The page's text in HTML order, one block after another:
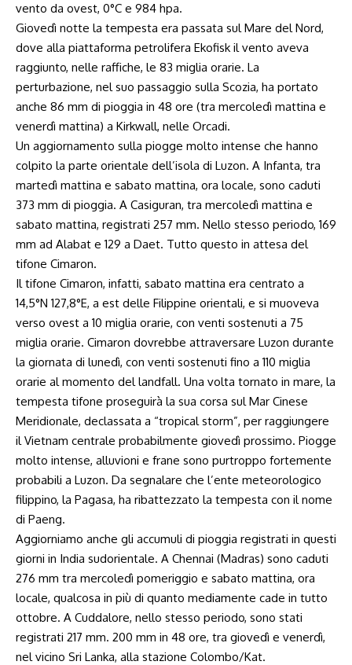
vento da ovest, 0°C e 984 hpa.
Giovedì notte la tempesta era passata sul Mare del Nord,
dove alla piattaforma petrolifera Ekofisk il vento aveva
raggiunto, nelle raffiche, le 83 miglia orarie. La
perturbazione, nel suo passaggio sulla Scozia, ha portato
anche 86 mm di pioggia in 48 ore (tra mercoledì mattina e
venerdì mattina) a Kirkwall, nelle Orcadi.
Un aggiornamento sulla piogge molto intense che hanno
colpito la parte orientale dell’isola di Luzon. A Infanta, tra
martedì mattina e sabato mattina, ora locale, sono caduti
373 mm di pioggia. A Casiguran, tra mercoledì mattina e
sabato mattina, registrati 257 mm. Nello stesso periodo, 169
mm ad Alabat e 129 a Daet. Tutto questo in attesa del
tifone Cimaron.
Il tifone Cimaron, infatti, sabato mattina era centrato a
14,5°N 127,8°E, a est delle Filippine orientali, e si muoveva
verso ovest a 10 miglia orarie, con venti sostenuti a 75
miglia orarie. Cimaron dovrebbe attraversare Luzon durante
la giornata di lunedì, con venti sostenuti fino a 110 miglia
orarie al momento del landfall. Una volta tornato in mare, la
tempesta tifone proseguirà la sua corsa sul Mar Cinese
Meridionale, declassata a “tropical storm”, per raggiungere
il Vietnam centrale probabilmente giovedì prossimo. Piogge
molto intense, alluvioni e frane sono purtroppo fortemente
probabili a Luzon. Da segnalare che l’ente meteorologico
filippino, la Pagasa, ha ribattezzato la tempesta con il nome
di Paeng.
Aggiorniamo anche gli accumuli di pioggia registrati in questi
giorni in India sudorientale. A Chennai (Madras) sono caduti
276 mm tra mercoledì pomeriggio e sabato mattina, ora
locale, qualcosa in più di quanto mediamente cade in tutto
ottobre. A Cuddalore, nello stesso periodo, sono stati
registrati 217 mm. 200 mm in 48 ore, tra giovedì e venerdì,
nel vicino Sri Lanka, alla stazione Colombo/Kat.